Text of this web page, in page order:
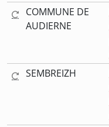
COMMUNE DE
AUDIERNE
SEMBREIZH